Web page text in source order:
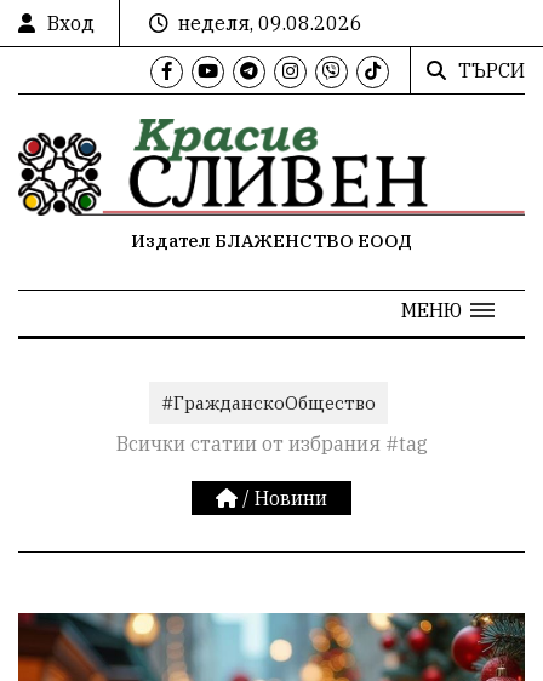
Вход
неделя, 09.08.2026
ТЪРСИ
Издател БЛАЖЕНСТВО ЕООД
МЕНЮ
#ГражданскоОбщество
Всички статии от избрания #tag
/ Новини